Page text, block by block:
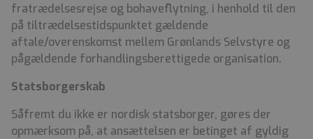
fratrædelsesrejse og bohaveflytning, i henhold til den
på tiltrædelsestidspunktet gældende
aftale/overenskomst mellem Grønlands Selvstyre og
pågældende forhandlingsberettigede organisation.
Statsborgerskab
Såfremt du ikke er nordisk statsborger, gøres der
opmærksom på, at ansættelsen er betinget af gyldig